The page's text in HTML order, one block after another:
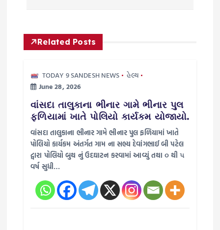
g
Related Posts
TODAY 9 SANDESH NEWS
હેલ્થ
June 28, 2026
વાંસદા તાલુકાના ભીનાર ગામે ભીનાર પુલ
ફળિયામાં ખાતે પોલિયો કાર્યકમ યોજાયો.
વાંસદા તાલુકાના ભીનાર ગામે ભીનાર પુલ ફળિયામાં ખાતે
પોલિયો કાર્યકમ અંતર્ગત ગામ ના સભ્ય દેવાંગભાઈ બી પટેલ
દ્વારા પોલિયો બુથ નું ઉદઘાટન કરવામાં આવ્યું તથા ૦ થી ૫
વર્ષ સુધી…